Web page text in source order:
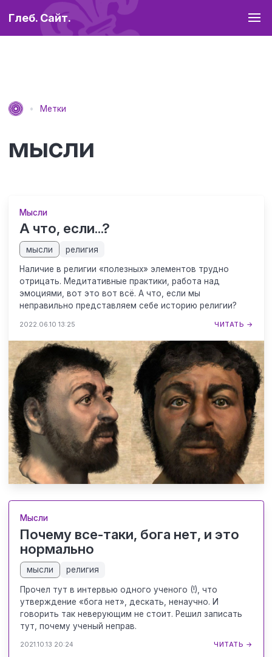
Глеб. Сайт.
Метки
мысли
Мысли
А что, если...?
мысли религия
Наличие в религии «полезных» элементов трудно
отрицать. Медитативные практики, работа над
эмоциями, вот это вот всё. А что, если мы
неправильно представляем себе историю религии?
2022.06.10 13:25 ЧИТАТЬ →
Мысли
Почему все-таки, бога нет, и это
нормально
мысли религия
Прочел тут в интервью одного ученого (!), что
утверждение «бога нет», дескать, ненаучно. И
говорить так неверующим не стоит. Решил записать
тут, почему ученый неправ.
2021.10.13 20:24 ЧИТАТЬ →